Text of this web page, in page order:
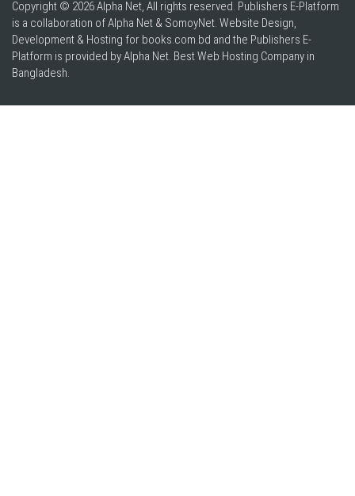
Copyright © 2026 Alpha Net, All rights reserved. Publishers E-Platform
is a collaboration of Alpha Net & SomoyNet. Website Design,
Development & Hosting for books.com.bd and the Publishers E-
Platform is provided by Alpha Net. BestWeb Hosting Company in
Bangladesh.